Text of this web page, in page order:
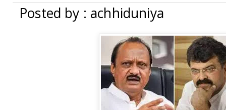
Posted by : achhiduniya